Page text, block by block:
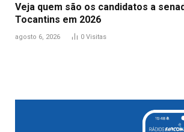
Veja quem são os candidatos a
Tocantins em 2026
agosto 6, 2026 0 Visitas